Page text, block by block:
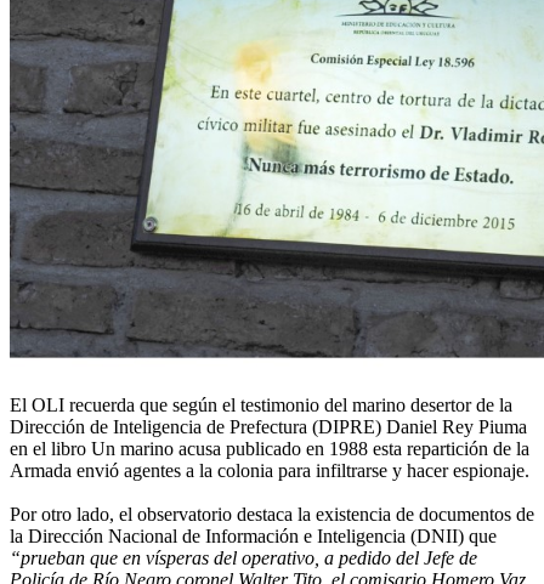
El OLI recuerda que según el testimonio del marino desertor de la
Dirección de Inteligencia de Prefectura (DIPRE) Daniel Rey Piuma
en el libro Un marino acusa publicado en 1988 esta repartición de la
Armada envió agentes a la colonia para infiltrarse y hacer espionaje.
Por otro lado, el observatorio destaca la existencia de documentos de
la Dirección Nacional de Información e Inteligencia (DNII) que
“prueban que en vísperas del operativo, a pedido del Jefe de
Policía de Río Negro coronel Walter Tito, el comisario Homero Vaz